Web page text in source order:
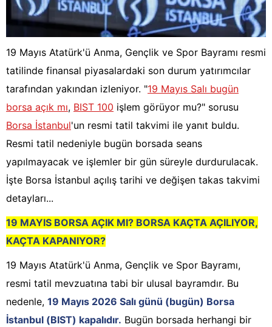
19 Mayıs Atatürk'ü Anma, Gençlik ve Spor Bayramı resmi
tatilinde finansal piyasalardaki son durum yatırımcılar
tarafından yakından izleniyor. "19 Mayıs Salı bugün
borsa açık mı, BIST 100 işlem görüyor mu?" sorusu
Borsa İstanbul'un resmi tatil takvimi ile yanıt buldu.
Resmi tatil nedeniyle bugün borsada seans
yapılmayacak ve işlemler bir gün süreyle durdurulacak.
İşte Borsa İstanbul açılış tarihi ve değişen takas takvimi
detayları...
19 MAYIS BORSA AÇIK MI? BORSA KAÇTA AÇILIYOR,
KAÇTA KAPANIYOR?
19 Mayıs Atatürk'ü Anma, Gençlik ve Spor Bayramı,
resmi tatil mevzuatına tabi bir ulusal bayramdır. Bu
nedenle, 19 Mayıs 2026 Salı günü (bugün) Borsa
İstanbul (BIST) kapalıdır. Bugün borsada herhangi bir